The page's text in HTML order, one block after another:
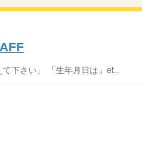
下さい」 「生年月日は」et...